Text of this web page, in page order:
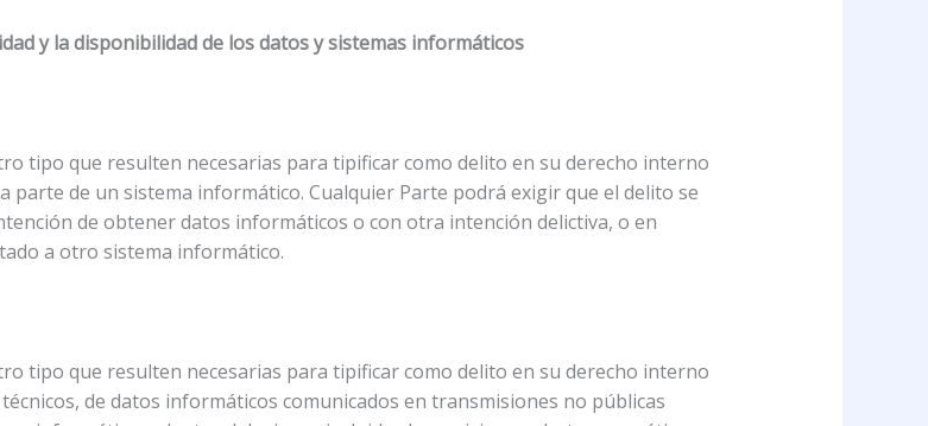
y la disponibilidad de los datos y sistemas informáticos
tipo que resulten necesarias para tipificar como delito en su derecho interno
parte de un sistema informático. Cualquier Parte podrá exigir que el delito se
de obtener datos informáticos o con otra intención delictiva, o en
a otro sistema informático.
tipo que resulten necesarias para tipificar como delito en su derecho interno
de datos informáticos comunicados en transmisiones no públicas